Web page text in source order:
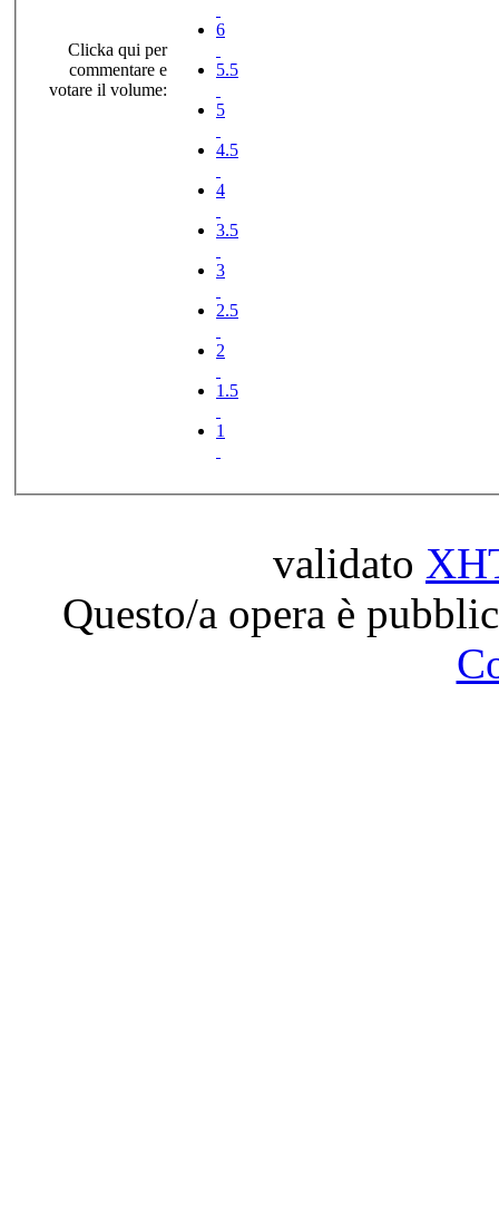
Clicka qui per
commentare e
votare il volume:
6
5.5
5
4.5
4
3.5
3
2.5
2
1.5
1
validato
Questo/a opera è